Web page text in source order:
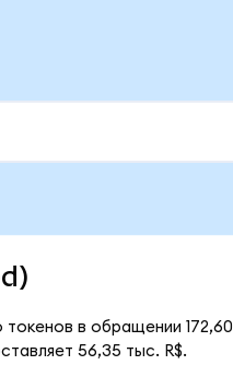
в обращении 172,60
56,35 тыс. R$.